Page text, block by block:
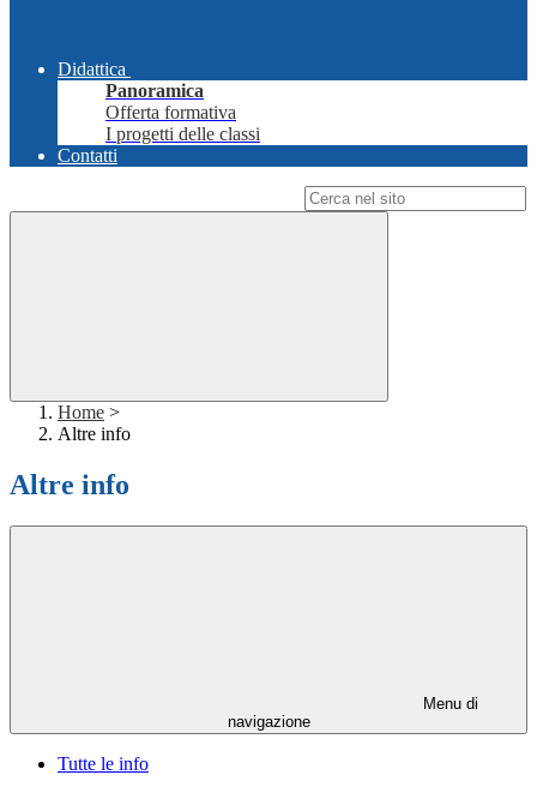
Didattica
Panoramica
Offerta formativa
I progetti delle classi
Contatti
Home >
Altre info
Altre info
Menu di
navigazione
Tutte le info